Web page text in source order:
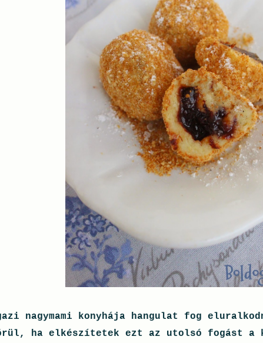
nagymami konyhája hangulat fog
ha elkészítetek ezt az utolsó fogást a